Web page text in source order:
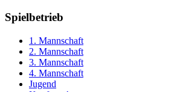
Spielbetrieb
1. Mannschaft
2. Mannschaft
3. Mannschaft
4. Mannschaft
Jugend